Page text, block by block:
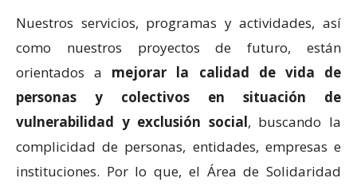
Nuestros servicios, programas y actividades, así
como nuestros proyectos de futuro, están
orientados a mejorar la calidad de vida de
personas y colectivos en situación de
vulnerabilidad y exclusión social, buscando la
complicidad de personas, entidades, empresas e
instituciones. Por lo que, el Área de Solidaridad